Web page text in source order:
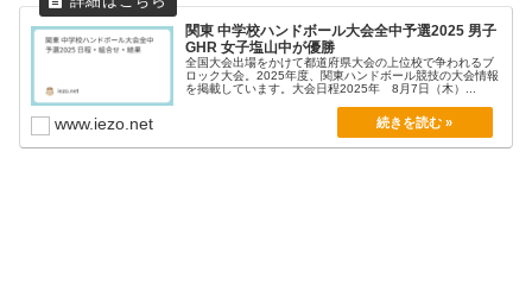
関東 中学校ハンドボール大会全中予選2025 男子
GHR 女子塩山中が優勝
全国大会出場をかけて都道府県大会の上位校で争われるブ
ロック大会。2025年度、関東ハンドボール競技の大会情報
を掲載しています。大会日程2025年 8月7日（木）...
www.iezo.net